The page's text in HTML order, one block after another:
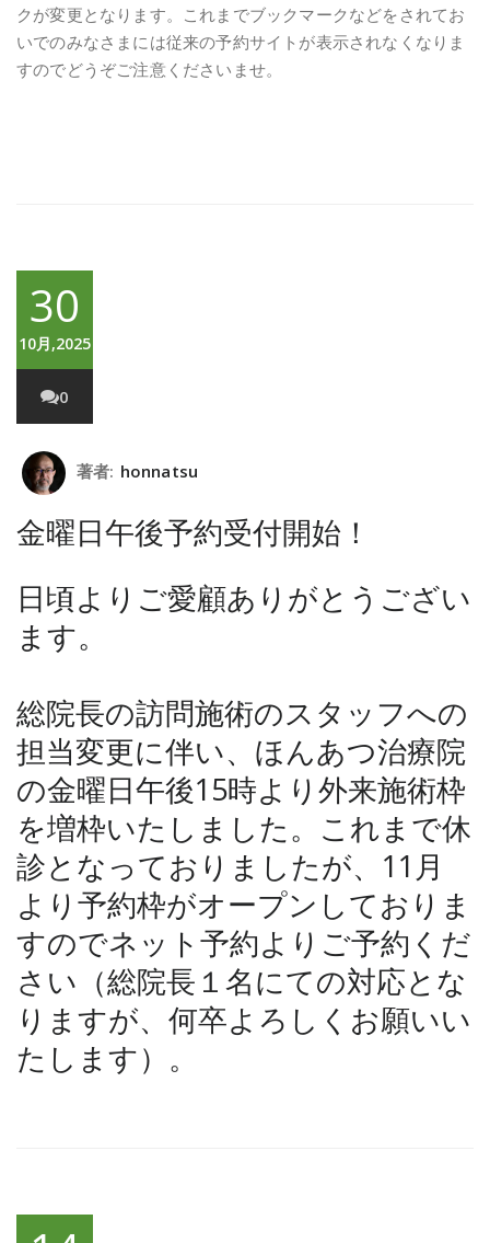
クが変更となります。これまでブックマークなどをされてお
いでのみなさまには従来の予約サイトが表示されなくなりま
すのでどうぞご注意くださいませ。
30
10月,2025
0
著者: honnatsu
金曜日午後予約受付開始！
日頃よりご愛顧ありがとうござい
ます。
総院長の訪問施術のスタッフへの
担当変更に伴い、ほんあつ治療院
の金曜日午後15時より外来施術枠
を増枠いたしました。これまで休
診となっておりましたが、11月
より予約枠がオープンしておりま
すのでネット予約よりご予約くだ
さい（総院長１名にての対応とな
りますが、何卒よろしくお願いい
たします）。